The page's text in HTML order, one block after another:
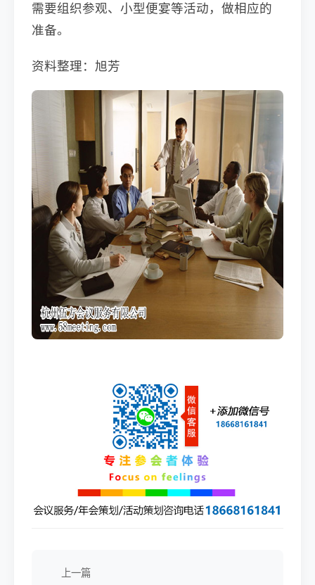
需要组织参观、小型便宴等活动，做相应的
准备。
资料整理：旭芳
上一篇